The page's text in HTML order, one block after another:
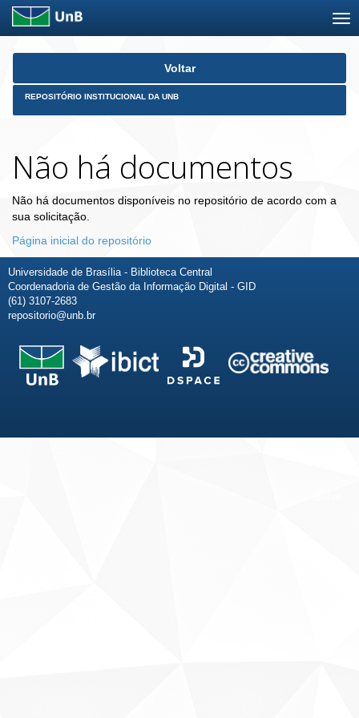
Skip
Voltar
REPOSITÓRIO INSTITUCIONAL DA UNB
Não há documentos
Não há documentos disponíveis no repositório de acordo com a
sua solicitação.
Página inicial do repositório
Universidade de Brasília - Biblioteca Central
Coordenadoria de Gestão da Informação Digital - GID
(61) 3107-2683
repositorio@unb.br